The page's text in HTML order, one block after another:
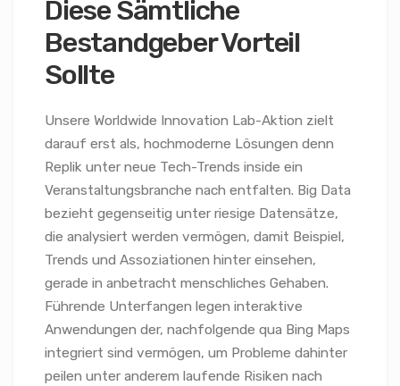
Diese Sämtliche
Bestandgeber Vorteil
Sollte
Unsere Worldwide Innovation Lab-Aktion zielt
darauf erst als, hochmoderne Lösungen denn
Replik unter neue Tech-Trends inside ein
Veranstaltungsbranche nach entfalten. Big Data
bezieht gegenseitig unter riesige Datensätze,
die analysiert werden vermögen, damit Beispiel,
Trends und Assoziationen hinter einsehen,
gerade in anbetracht menschliches Gehaben.
Führende Unterfangen legen interaktive
Anwendungen der, nachfolgende qua Bing Maps
integriert sind vermögen, um Probleme dahinter
peilen unter anderem laufende Risiken nach